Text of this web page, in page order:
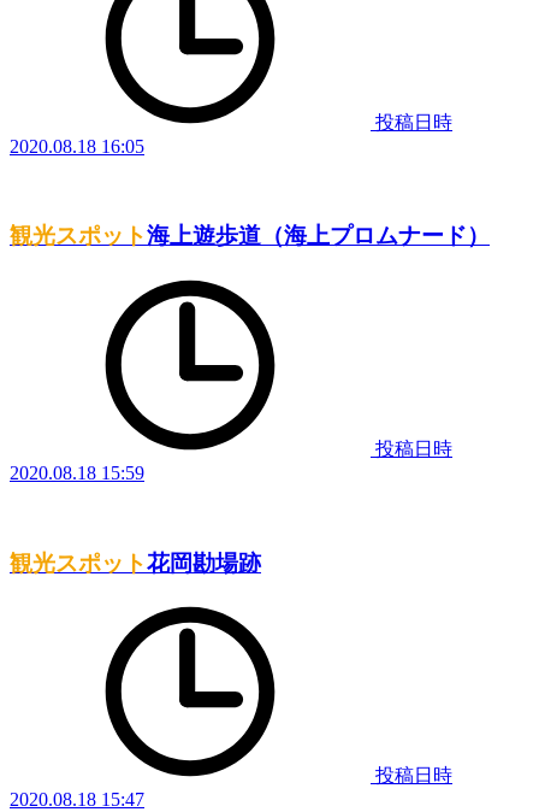
投稿日時
2020.08.18 16:05
観光スポット海上遊歩道（海上プロムナード）
投稿日時
2020.08.18 15:59
観光スポット花岡勘場跡
投稿日時
2020.08.18 15:47